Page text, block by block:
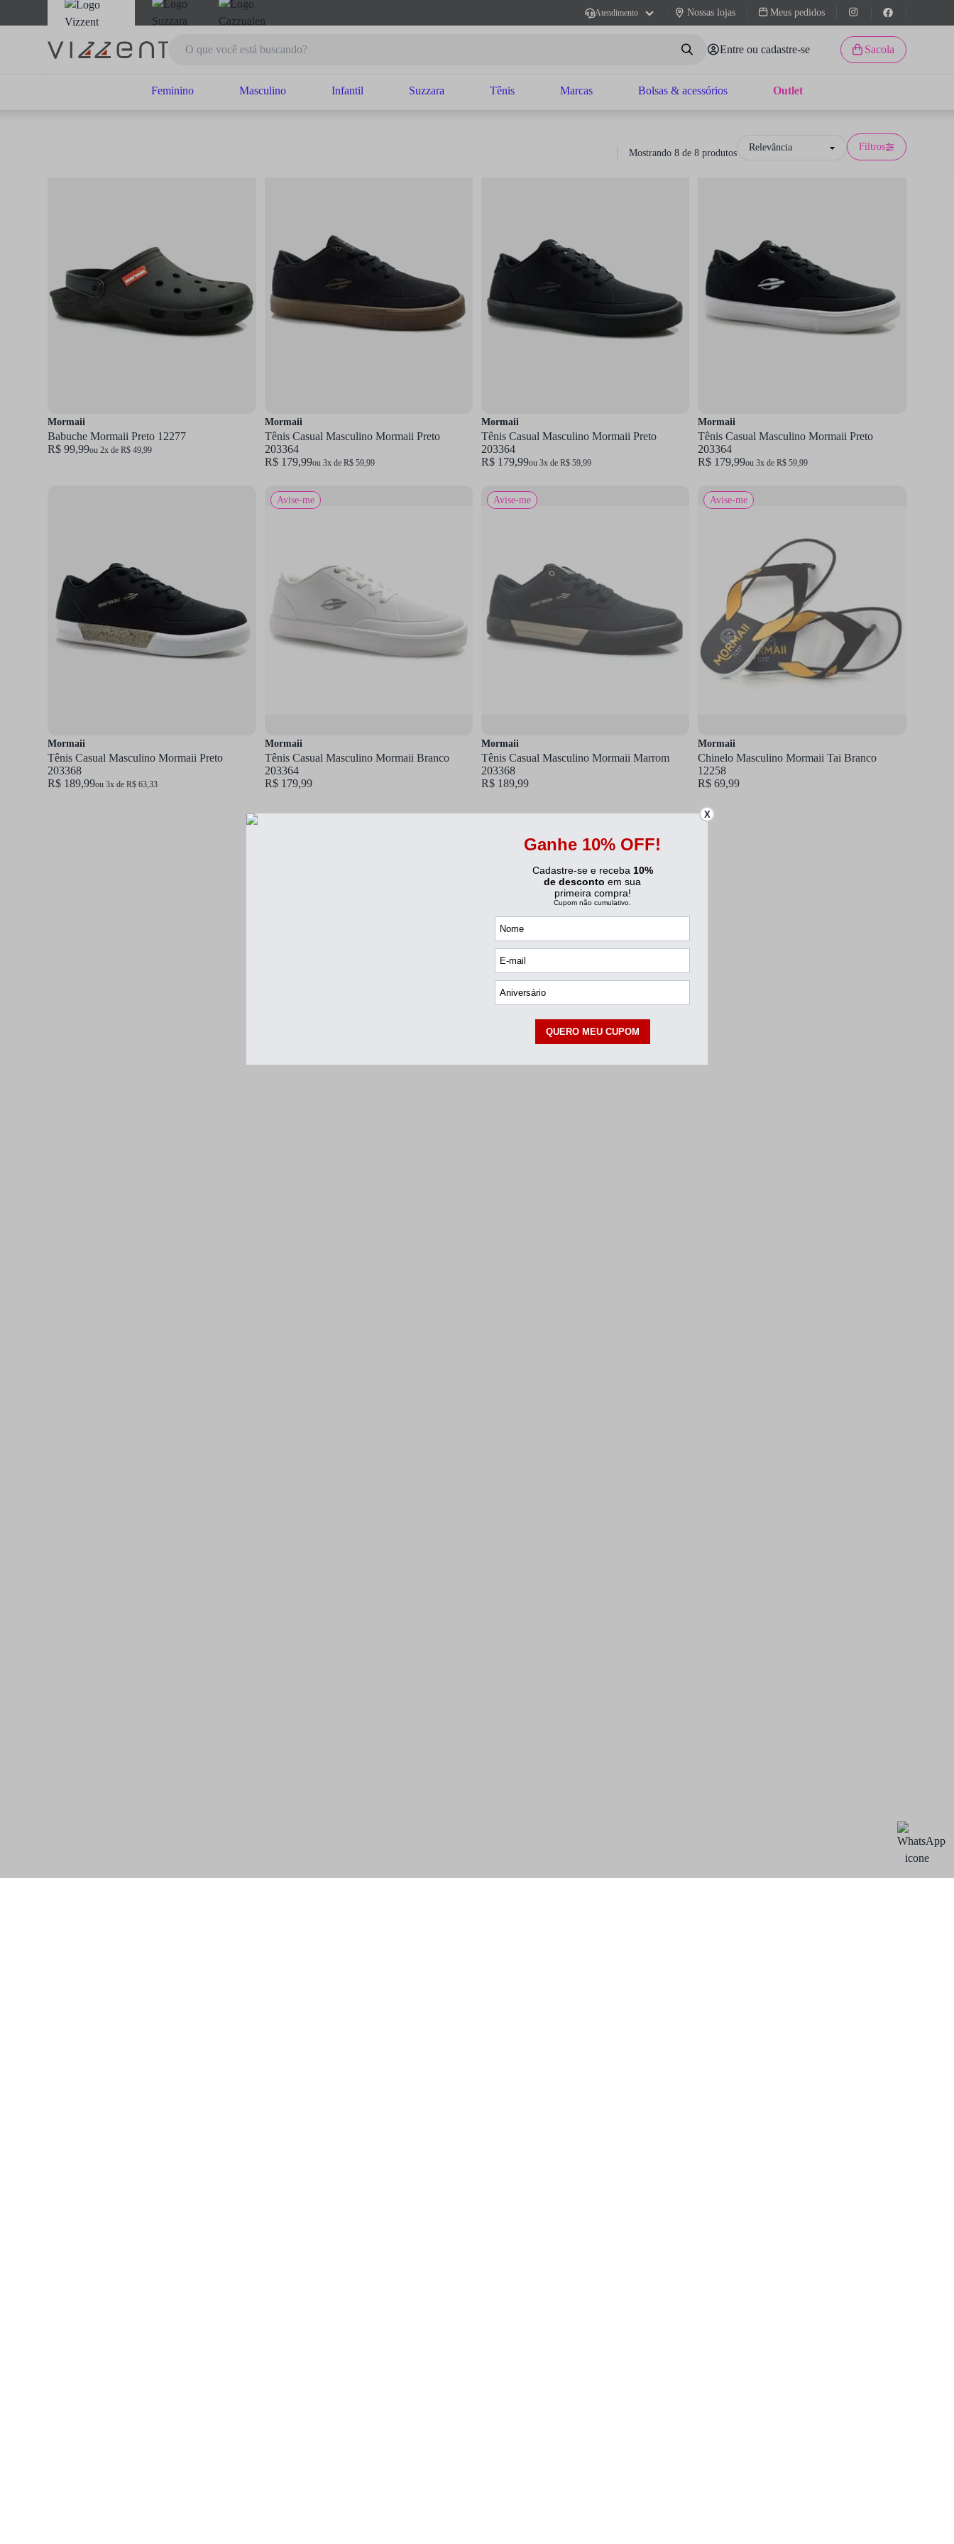
Atendimento Nossas lojas Meus pedidos
Entre ou cadastre-se Sacola
Feminino Masculino Infantil Suzzara Tênis Marcas Bolsas & acessórios Outlet
Mostrando 8 de 8 produtos
Filtros
Mormaii
Babuche Mormaii Preto 12277
R$ 99,99ou 2x de R$ 49,99
Mormaii
Tênis Casual Masculino Mormaii Preto
203364
R$ 179,99ou 3x de R$ 59,99
Mormaii
Tênis Casual Masculino Mormaii Preto
203364
R$ 179,99ou 3x de R$ 59,99
Mormaii
Tênis Casual Masculino Mormaii Preto
203364
R$ 179,99ou 3x de R$ 59,99
Mormaii
Tênis Casual Masculino Mormaii Preto
203368
R$ 189,99ou 3x de R$ 63,33
Avise-me
Mormaii
Tênis Casual Masculino Mormaii Branco
203364
R$ 179,99
Avise-me
Mormaii
Tênis Casual Masculino Mormaii Marrom
203368
R$ 189,99
Avise-me
Mormaii
Chinelo Masculino Mormaii Tai Branco
12258
R$ 69,99
X